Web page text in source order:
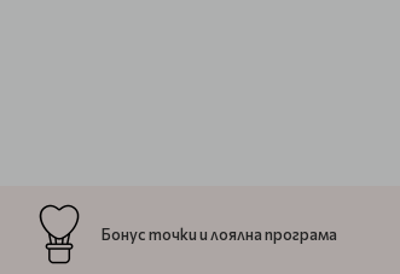
Бонус точки и лоялна програма